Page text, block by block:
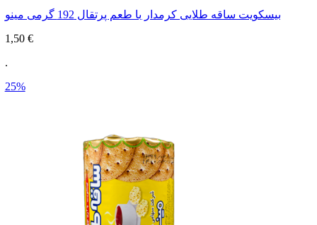
بیسکویت ساقه طلایی کرمدار با طعم پرتقال 192 گرمی مینو
1,50 €
.
25%